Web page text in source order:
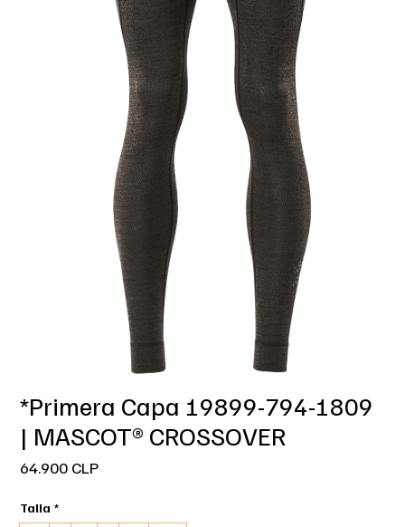
*Primera Capa 19899-794-1809
| MASCOT® CROSSOVER
64.900 CLPPrecio
Talla *